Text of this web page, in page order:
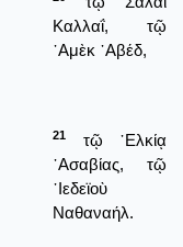
Καλλαΐ, τῷ
᾿Αμὲκ ᾿Αβέδ,
21
τῷ ᾿Ελκίᾳ
᾿Ασαβίας, τῷ
᾿Ιεδεϊοὺ
Ναθαναήλ.